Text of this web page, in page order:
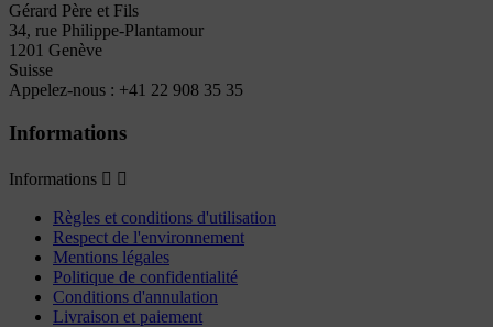
Gérard Père et Fils
34, rue Philippe-Plantamour
1201 Genève
Suisse
Appelez-nous : +41 22 908 35 35
Informations
Informations  
Règles et conditions d'utilisation
Respect de l'environnement
Mentions légales
Politique de confidentialité
Conditions d'annulation
Livraison et paiement